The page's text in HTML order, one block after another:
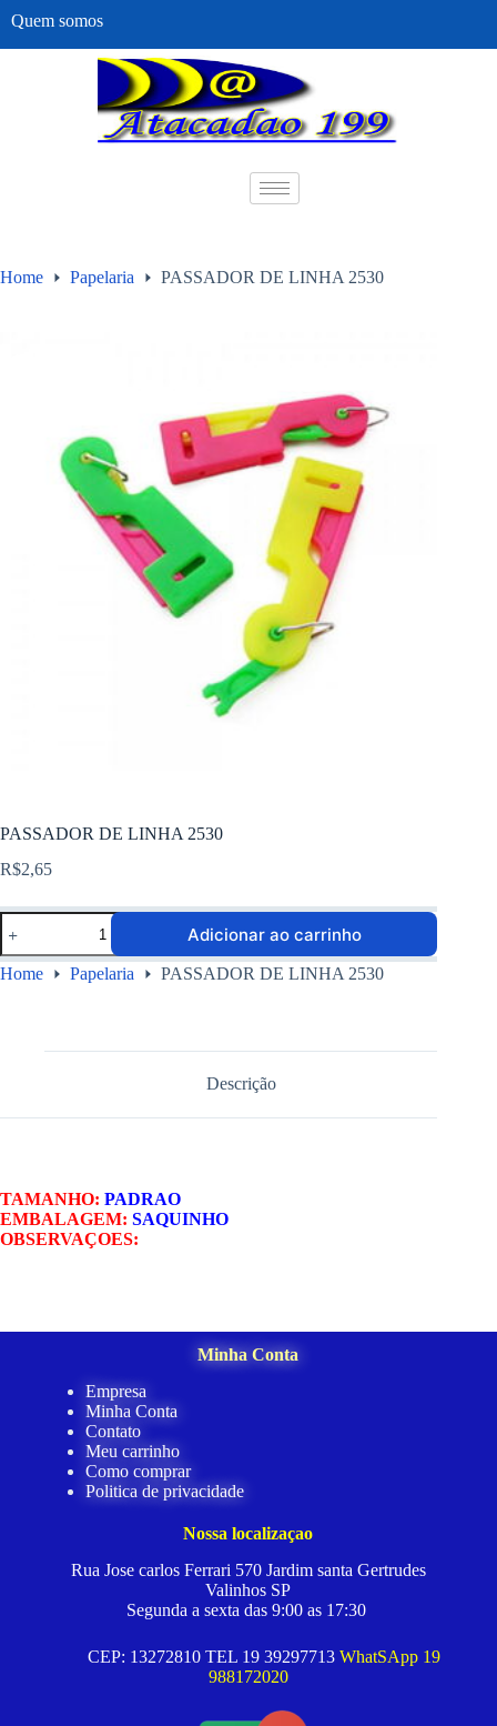
Quem somos
Home Papelaria PASSADOR DE LINHA 2530
PASSADOR DE LINHA 2530
R$2,65
Adicionar ao carrinho
Home Papelaria PASSADOR DE LINHA 2530
Descrição
TAMANHO: PADRAO
EMBALAGEM: SAQUINHO
OBSERVAÇOES:
Minha Conta
Empresa
Minha Conta
Contato
Meu carrinho
Como comprar
Politica de privacidade
Nossa localizaçao
Rua Jose carlos Ferrari 570 Jardim santa Gertrudes
Valinhos SP
Segunda a sexta das 9:00 as 17:30
CEP: 13272810 TEL 19 39297713 WhatSApp 19
988172020